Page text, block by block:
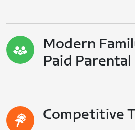
Modern
Paid Parental
Competitive